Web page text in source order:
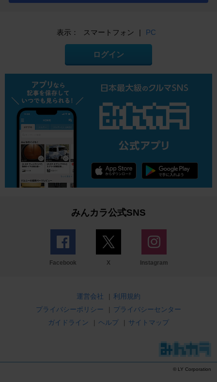
表示： スマートフォン | PC
ログイン
みんカラ公式SNS
Facebook X Instagram
運営会社 | 利用規約
プライバシーポリシー
| プライバシーセンター
ガイドライン
| ヘルプ | サイトマップ
© LY Corporation